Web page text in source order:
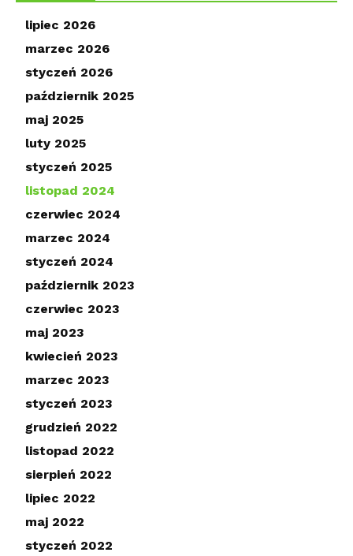
lipiec 2026
marzec 2026
styczeń 2026
październik 2025
maj 2025
luty 2025
styczeń 2025
listopad 2024
czerwiec 2024
marzec 2024
styczeń 2024
październik 2023
czerwiec 2023
maj 2023
kwiecień 2023
marzec 2023
styczeń 2023
grudzień 2022
listopad 2022
sierpień 2022
lipiec 2022
maj 2022
styczeń 2022